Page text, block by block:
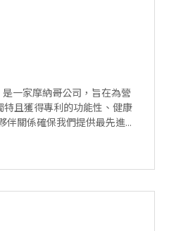
一家摩納哥公司，旨在為營
且獲得專利的功能性、健康
伴關係確保我們提供最先進...